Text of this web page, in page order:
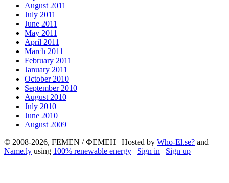
August 2011
July 2011
June 2011
May 2011
April 2011
March 2011
February 2011
January 2011
October 2010
September 2010
August 2010
July 2010
June 2010
August 2009
© 2008-2026, FEMEN / ФЕМЕН | Hosted by Who-El.se? and
Name.ly using 100% renewable energy | Sign in | Sign up